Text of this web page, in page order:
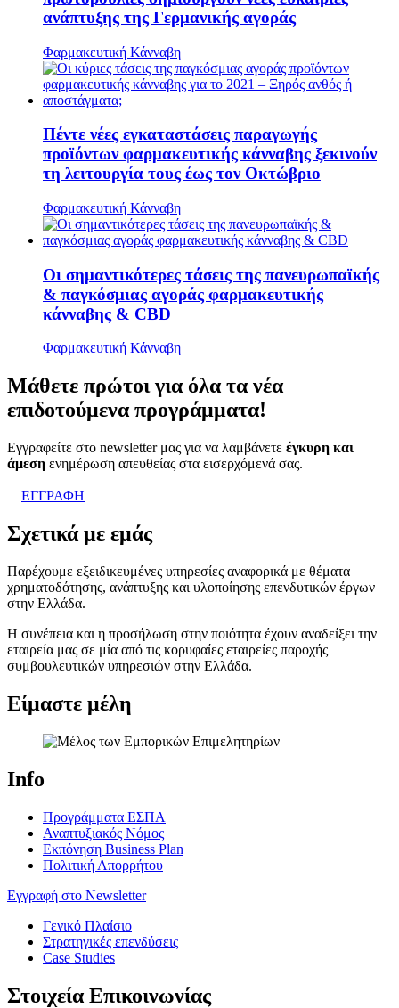
ανάπτυξης της Γερμανικής αγοράς
Φαρμακευτική Κάνναβη
Πέντε νέες εγκαταστάσεις παραγωγής
προϊόντων φαρμακευτικής κάνναβης ξεκινούν
τη λειτουργία τους έως τον Οκτώβριο
Φαρμακευτική Κάνναβη
Οι σημαντικότερες τάσεις της πανευρωπαϊκής
& παγκόσμιας αγοράς φαρμακευτικής
κάνναβης & CBD
Φαρμακευτική Κάνναβη
Μάθετε πρώτοιγια όλα τα νέα
επιδοτούμενα προγράμματα!
Εγγραφείτε στο newsletter μας για να λαμβάνετε έγκυρη και
άμεση ενημέρωση απευθείας στα εισερχόμενά σας.
ΕΓΓΡΑΦΗ
Σχετικά με εμάς
Παρέχουμε εξειδικευμένες υπηρεσίες αναφορικά με θέματα
χρηματοδότησης, ανάπτυξης και υλοποίησης επενδυτικών έργων
στην Ελλάδα.
Η συνέπεια και η προσήλωση στην ποιότητα έχουν αναδείξει την
εταιρεία μας σε μία από τις κορυφαίες εταιρείες παροχής
συμβουλευτικών υπηρεσιών στην Ελλάδα.
Είμαστε μέλη
Info
Προγράμματα ΕΣΠΑ
Αναπτυξιακός Νόμος
Εκπόνηση Business Plan
Πολιτική Απορρήτου
Εγγραφή στο Newsletter
Γενικό Πλαίσιο
Στρατηγικές επενδύσεις
Case Studies
Στοιχεία Επικοινωνίας